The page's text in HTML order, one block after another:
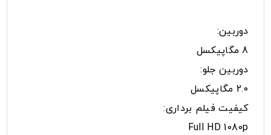
دوربین:
8 مگاپیکسل
دوربین جلو:
2.0 مگاپیکسل
کیفیت فیلم برداری:
Full HD 1080p